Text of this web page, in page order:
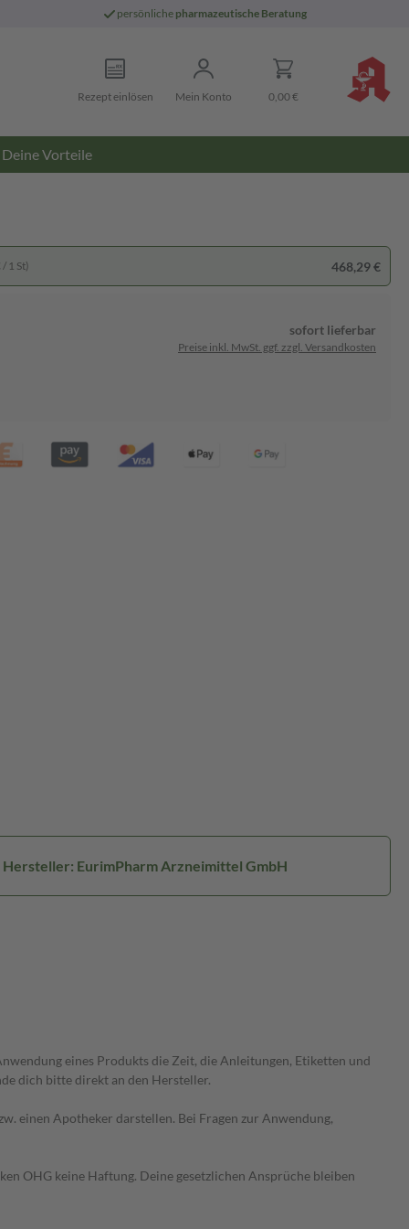
persönliche pharmazeutische Beratung
Rezept einlösen Mein Konto 0,00 €
Deine Vorteile
1 St) 468,29 €
sofort lieferbar
Preise inkl. MwSt. ggf. zzgl. Versandkosten
Hersteller: EurimPharm Arzneimittel GmbH
eines Produkts die Zeit, die Anleitungen, Etiketten und
dich bitte direkt an den Hersteller.
einen Apotheker darstellen. Bei Fragen zur Anwendung,
OHG keine Haftung. Deine gesetzlichen Ansprüche bleiben